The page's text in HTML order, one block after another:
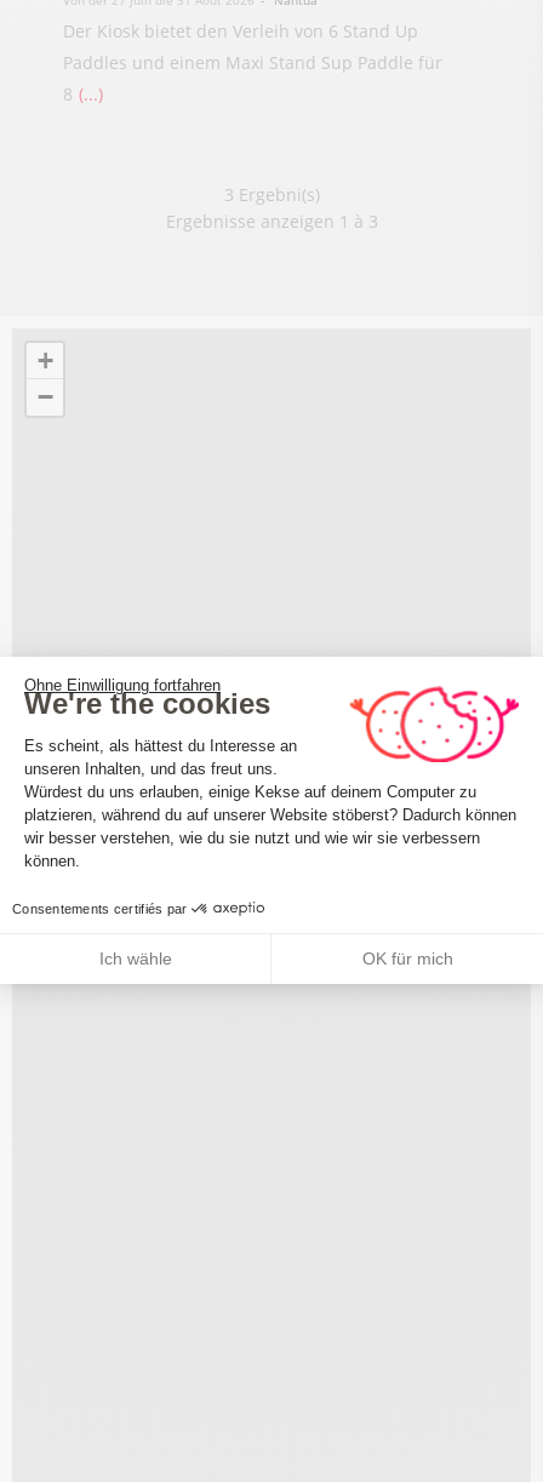
Der Kiosk bietet den Verleih von 6 Stand Up
Paddles und einem Maxi Stand Sup Paddle für
8 ...
3 Ergebni(s)
Ergebnisse anzeigen 1 à 3
+
−
Ohne Einwilligung fortfahren
We're the cookies
Einwilligungsmanagementplattform:
Es scheint, als hättest du Interesse an
unseren Inhalten, und das freut uns.
Würdest du uns erlauben, einige Kekse auf deinem Computer zu
platzieren, während du auf unserer Website stöberst? Dadurch können
wir besser verstehen, wie du sie nutzt und wie wir sie verbessern
können.
Consentements certifiés par
Ich wähle OK für mich
Axeptio consent